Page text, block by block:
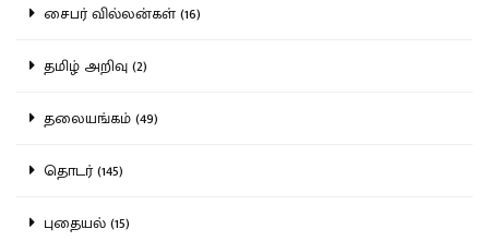
சைபர் வில்லன்கள் (16)
தமிழ் அறிவு (2)
தலையங்கம் (49)
தொடர் (145)
புதையல் (15)